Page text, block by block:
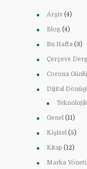
Arşiv (4)
Blog (4)
Bu Hafta (3)
Çerçeve
Corona
Dijital
Genel (11)
Kişisel (5)
Kitap (12)
Marka